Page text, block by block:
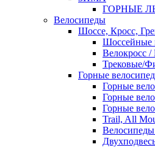
ГОРНЫЕ
Велосипеды
Шоссе, Кросс,
Шоссейные
Велокросс /
Трековые/
Горные
Горные
Горные
Горные
Trail, All
Велосипеды